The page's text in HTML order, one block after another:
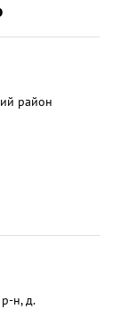
район
н, д.